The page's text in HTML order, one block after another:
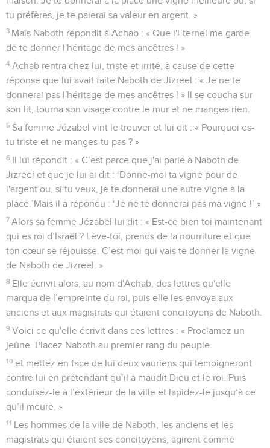
tu préfères, je te paierai sa valeur en argent. »
3 Mais Naboth répondit à Achab : « Que l'Eternel me garde
de te donner l'héritage de mes ancêtres ! »
4 Achab rentra chez lui, triste et irrité, à cause de cette
réponse que lui avait faite Naboth de Jizreel : « Je ne te
donnerai pas l'héritage de mes ancêtres ! » Il se coucha sur
son lit, tourna son visage contre le mur et ne mangea rien.
5 Sa femme Jézabel vint le trouver et lui dit : « Pourquoi es-
tu triste et ne manges-tu pas ? »
6 Il lui répondit : « C’est parce que j'ai parlé à Naboth de
Jizreel et que je lui ai dit : ‘Donne-moi ta vigne pour de
l'argent ou, si tu veux, je te donnerai une autre vigne à la
place.’Mais il a répondu : ‘Je ne te donnerai pas ma vigne !’ »
7 Alors sa femme Jézabel lui dit : « Est-ce bien toi maintenant
qui es roi d’Israël ? Lève-toi, prends de la nourriture et que
ton cœur se réjouisse. C’est moi qui vais te donner la vigne
de Naboth de Jizreel. »
8 Elle écrivit alors, au nom d'Achab, des lettres qu'elle
marqua de l’empreinte du roi, puis elle les envoya aux
anciens et aux magistrats qui étaient concitoyens de Naboth.
9 Voici ce qu'elle écrivit dans ces lettres : « Proclamez un
jeûne. Placez Naboth au premier rang du peuple
10 et mettez en face de lui deux vauriens qui témoigneront
contre lui en prétendant qu’il a maudit Dieu et le roi. Puis
conduisez-le à l’extérieur de la ville et lapidez-le jusqu’à ce
qu’il meure. »
11 Les hommes de la ville de Naboth, les anciens et les
magistrats qui étaient ses concitoyens, agirent comme